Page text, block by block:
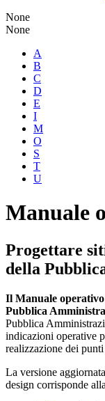
None
None
A
B
C
D
E
I
M
O
S
T
U
Manuale
Progettare
della
Il Manuale
Pubblica
Pubblica
indicazioni operative
realizzazione dei
La versione
design corrisponde alla